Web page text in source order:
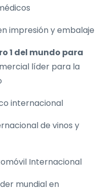
impresión y embalaje
1 del mundo para
líder para la
internacional
de vinos y
Internacional
mundial en